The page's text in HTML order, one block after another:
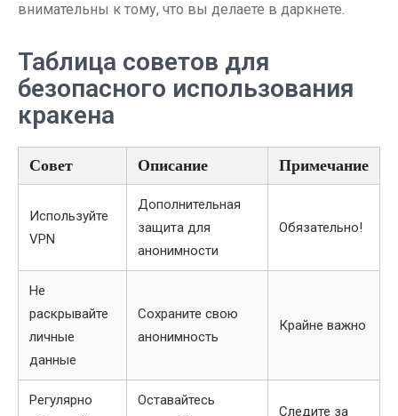
внимательны к тому, что вы делаете в даркнете.
Таблица советов для
безопасного использования
кракена
Совет Описание Примечание
Используйте
VPN
Дополнительная
защита для
анонимности
Обязательно!
Не
раскрывайте
личные
данные
Сохраните свою
анонимность
Крайне важно
Регулярно
Оставайтесь
Следите за